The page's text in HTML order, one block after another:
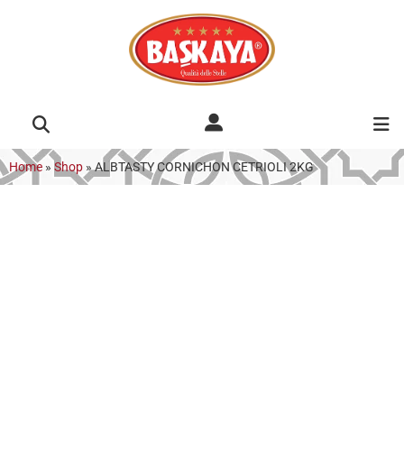
Home » Shop »ALBTASTY CORNICHON CETRIOLI 2KG